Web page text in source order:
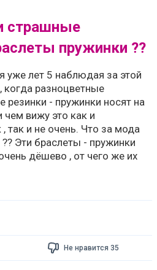
страшные
пружинки ??
уже лет 5 наблюдая за этой
когда разноцветные
резинки - пружинки носят на
чем вижу это как и
так и не очень. Что за мода
?? Эти браслеты - пружинки
дёшево , от чего же их
Не нравится 35